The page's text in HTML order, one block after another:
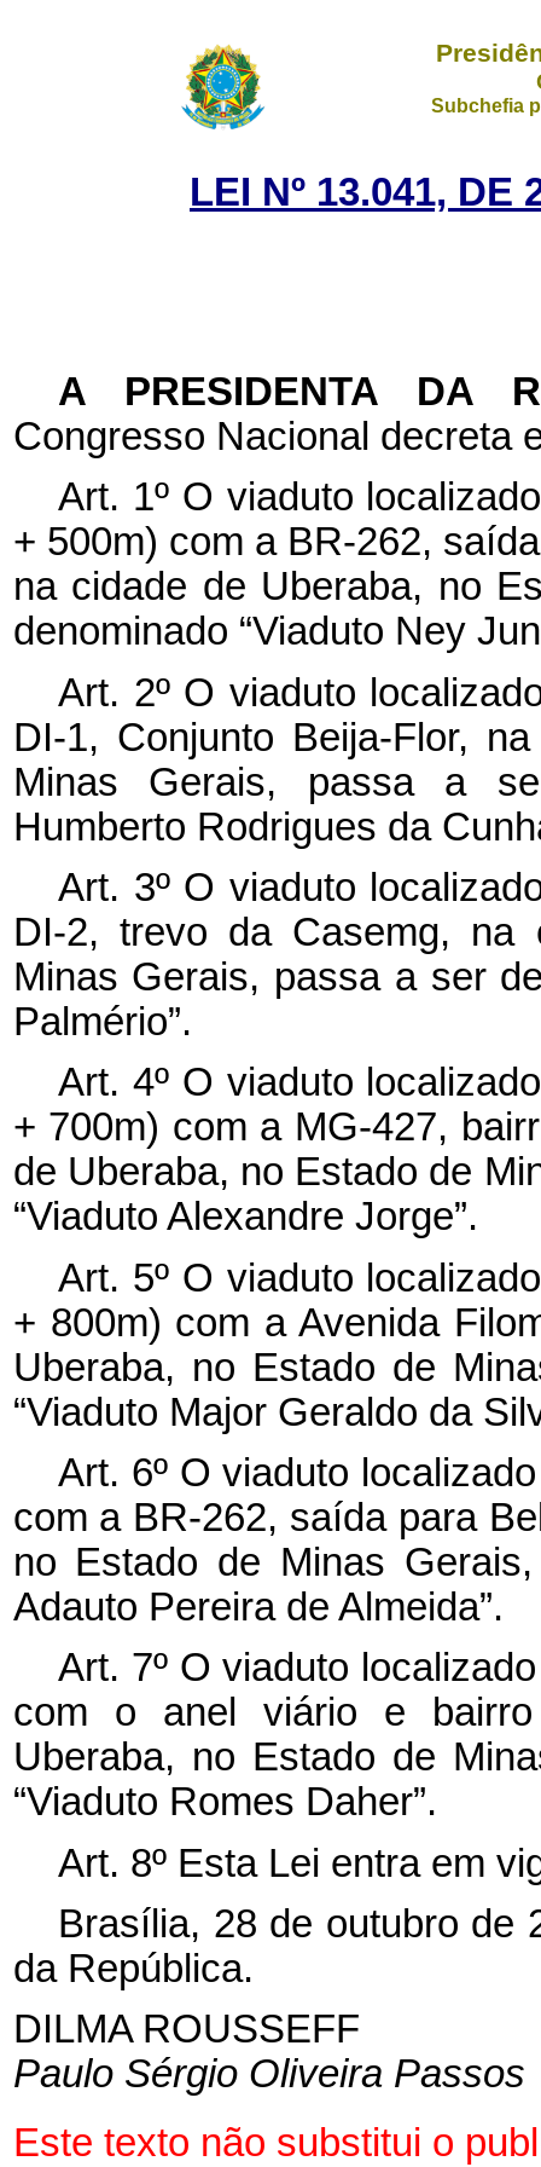
Subchefia
LEI Nº 13.041, DE
A PRESIDENTA DA
Congresso Nacional decreta
Art. 1º O viaduto
+ 500m) com a BR-262,
na cidade de Uberaba, no
denominado “Viaduto Ney
Art. 2º O viaduto
DI-1, Conjunto Beija-Flor,
Minas Gerais, passa a
Humberto Rodrigues da
Art. 3º O viaduto
DI-2, trevo da Casemg, na
Minas Gerais, passa a ser
Palmério”.
Art. 4º O viaduto
+ 700m) com a MG-427,
de Uberaba, no Estado de
“Viaduto Alexandre Jorge”.
Art. 5º O viaduto
+ 800m) com a Avenida
Uberaba, no Estado de
“Viaduto Major Geraldo da
Art. 6º O viaduto
com a BR-262, saída para
no Estado de Minas
Adauto Pereira de Almeida”.
Art. 7º O viaduto
com o anel viário e
Uberaba, no Estado de
“Viaduto Romes Daher”.
Art. 8º Esta Lei entra em
Brasília, 28 de outubro de
da República.
DILMA ROUSSEFF
Paulo Sérgio Oliveira Passos
Este texto não substitui o